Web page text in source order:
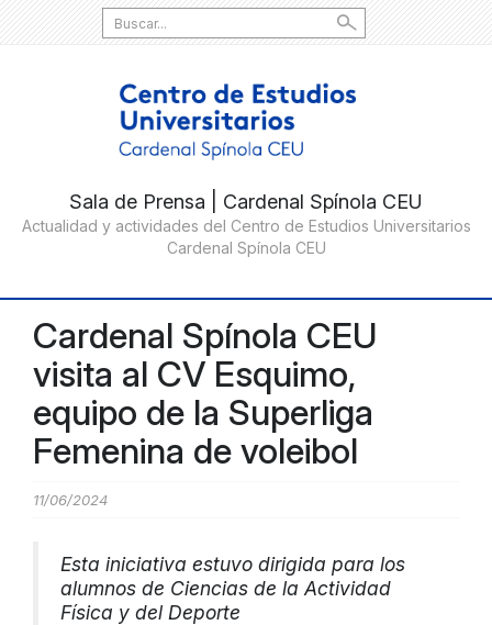
Search
for:
Cardenal Spínola CEU
visita al CV Esquimo,
equipo de la Superliga
Femenina de voleibol
11/06/2024
Esta iniciativa estuvo dirigida para los
alumnos de Ciencias de la Actividad
Física y del Deporte